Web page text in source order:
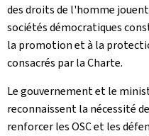
des droits de l'homme
sociétés démocratiques
la promotion et à la
consacrés par la Charte.
Le gouvernement et le
reconnaissent la nécessité
renforcer les OSC et les